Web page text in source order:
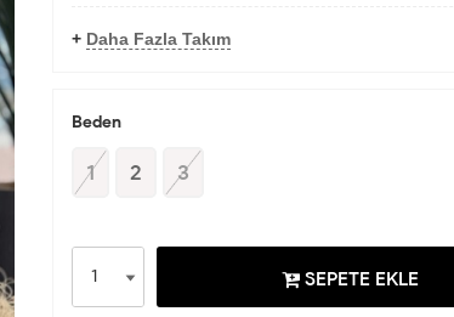
+ Daha Fazla Takım
Beden
1 2 3
SEPETE EKLE